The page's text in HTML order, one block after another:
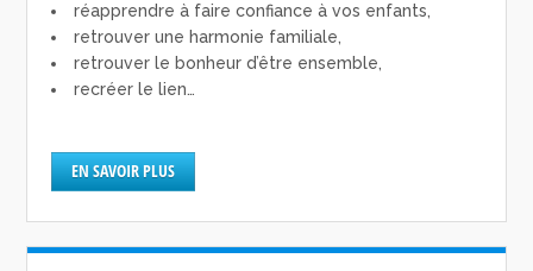
réapprendre à faire confiance à vos enfants,
retrouver une harmonie familiale,
retrouver le bonheur d’être ensemble,
recréer le lien…
EN SAVOIR PLUS